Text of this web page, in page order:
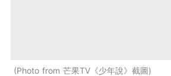
Photo from 芒果TV《少年說》截圖